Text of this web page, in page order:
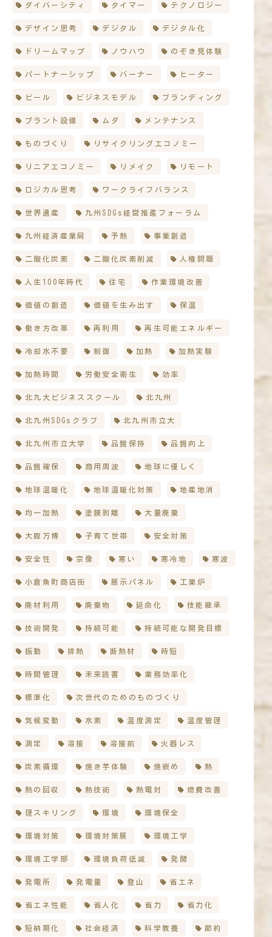
ダイバーシティ タイマー テクノロジー
デザイン思考 デジタル デジタル化
ドリームマップ ノウハウ のぞき見体験
パートナーシップ バーナー ヒーター
ビール ビジネスモデル ブランディング
プラント設備 ムダ メンテナンス
ものづくり リサイクリングエコノミー
リニアエコノミー リメイク リモート
ロジカル思考 ワークライフバランス
世界遺産 九州SDGs経営推進フォーラム
九州経済産業局 予熱 事業創造
二酸化炭素 二酸化炭素削減 人権問題
人生100年時代 住宅 作業環境改善
価値の創造 価値を生み出す 保温
働き方改革 再利用 再生可能エネルギー
冷却水不要 制御 加熱 加熱実験
加熱時間 労働安全衛生 効率
北九大ビジネススクール 北九州
北九州SDGsクラブ 北九州市立大
北九州市立大学 品質保持 品質向上
品質確保 商用周波 地球に優しく
地球温暖化 地球温暖化対策 地産地消
均一加熱 塗膜剥離 大量廃棄
大阪万博 子育て世帯 安全対策
安全性 宗像 寒い 寒冷地 寒波
小倉魚町商店街 展示パネル 工業炉
廃材利用 廃棄物 延命化 技能継承
技術開発 持続可能 持続可能な開発目標
振動 排熱 断熱材 時短
時間管理 未来読書 業務効率化
標準化 次世代のためのものづくり
気候変動 水素 温度測定 温度管理
測定 溶接 溶接前 火器レス
炭素循環 焼き芋体験 焼嵌め 熱
熱の回収 熱技術 熱電対 燃費改善
理スキリング 環境 環境保全
環境対策 環境対策展 環境工学
環境工学部 環境負荷低減 発酵
発電所 発電量 登山 省エネ
省エネ性能 省人化 省力 省力化
短納期化 社会経済 科学教養 節約